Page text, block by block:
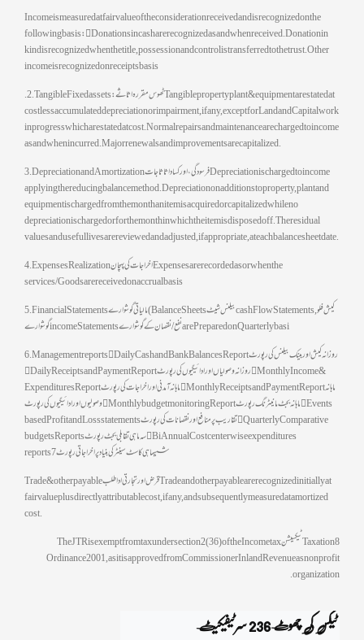
Income is measured at fair value of the consideration received and is recognized on the
following basis:  Donations in cash are recognized as and when received. Donation in
kind is recognized when the title, possession and control is transferred to the trust. Other
income is recognized on receipts basis
. 2. Tangible Fixed assets: ٹھوس مقررہ اثاثے Tangible property plant & equipment are stated at
cost less accumulated depreciation or impairment, if any, except for Land and Capital work
in progress which are stated at cost. Normal repairs and maintenance are charged to income
as and when incurred. Major renewals and improvements are capitalized.
3. Depreciation and Amortization فرسودگی ، اور کساد اثاثاجات Depreciation is charged to income
applying the reducing balance method. Depreciation on additions to property, plant and
equipment is charged from the month an item is acquired or capitalized while no
depreciation is charged or for the month in which the item is disposed off. The residual
values and useful lives are reviewed and adjusted, if appropriate, at each balance sheet date.
4. Expenses Realization اخراجات کی پہچان Expenses are recorded as or when the
services/Goods are received on accrual basis
5. Financial Statements مالیاتی گوشوارے (Balance Sheets بیلنس شیٹ cash Flow Statements, کیش فلو
گوشوارے income Statementsنفع /نقصان کے گوشوارے are Prepared on Quarterly basi
6. Management reports  Daily Cash and Bank Balances Report روزانہ کیش اور بینک بیلنس کی رپورٹ
 Daily Receipts and Payment Report روزانہ وصولیاں اور ادائیگیوں کی رپورٹ  Monthly Income &
Expenditures Report ماہانہ آمدنی اور اخراجات کی رپورٹ  Monthly Receipts and Payment Report ماہانہ
وصولیوں اور ادائیگیوں کی رپورٹ  Monthly budget monitoring Report ماہانہ بجٹ مانیٹرنگ رپورٹ  Events
based Profit and Loss statements تقاریب پر منافع اور نقصانات کی رپورٹ  Quarterly Comparative
budgets Reports سہ ماہی تقابلی بجٹ رپورٹ  Bi Annual Cost center wise expenditures
reports ششماہی کاسٹ سینٹرکی بنیاد پر اخراجاتی رپورٹ 7
Trade & other payable قرض اور تجارتی اداطلب Trade and other payable are recognized initially at
fair value plus directly attributable cost, if any, and subsequently measured at amortized
cost.
8 Taxation ٹیکسیشن The JTR is exempt from tax under section 2(36) of the Income tax
Ordinance 2001, as it is approved from Commissioner Inland Revenue as nonprofit
organization.
ٹیکس کی چھوٹ 236 سرٹیفیکیٹ